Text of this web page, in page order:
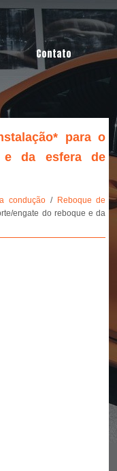
Contato
para o
e da esfera de
condução/ Reboque de
engate do reboque e da